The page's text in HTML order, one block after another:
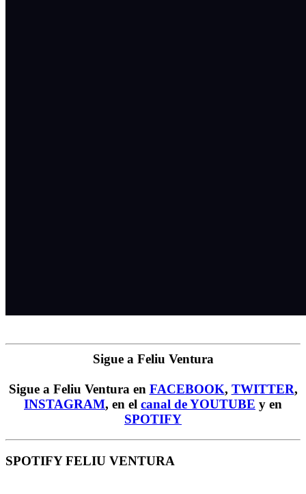
Sigue a Feliu Ventura
Sigue a Feliu Ventura en FACEBOOK, TWITTER,
INSTAGRAM, en el canal de YOUTUBE y en
SPOTIFY
SPOTIFY FELIU VENTURA